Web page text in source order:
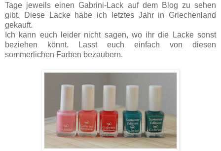
Tage jeweils einen Gabrini-Lack auf dem Blog zu sehen
gibt. Diese Lacke habe ich letztes Jahr in Griechenland
gekauft.
Ich kann euch leider nicht sagen, wo ihr die Lacke sonst
beziehen könnt. Lasst euch einfach von diesen
sommerlichen Farben bezaubern.